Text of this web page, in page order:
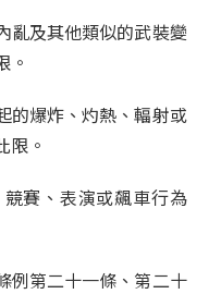
亂及其他類似的武裝變
。
的爆炸、灼熱、輻射或
限。
賽、表演或飆車行為
例第二十一條、第二十